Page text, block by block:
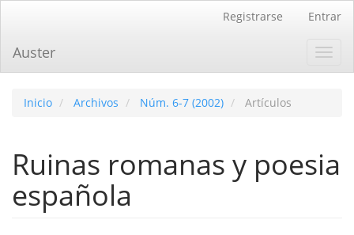
principal
Barra
Registrarse Entrar
Auster
Inicio Archivos Núm. 6-7 (2002) Artículos
Ruinas romanas y poesia
española